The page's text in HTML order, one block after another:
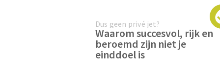
Dus geen privé jet?
Waarom succesvol, rijk en
beroemd zijn niet je
einddoel is